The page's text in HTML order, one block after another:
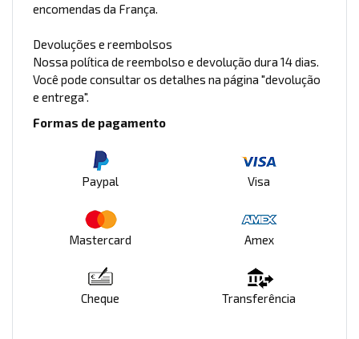
encomendas da França.
Devoluções e reembolsos
Nossa política de reembolso e devolução dura 14 dias.
Você pode consultar os detalhes na página "devolução
e entrega".
Formas de pagamento
Paypal Visa
Mastercard Amex
Cheque Transferência